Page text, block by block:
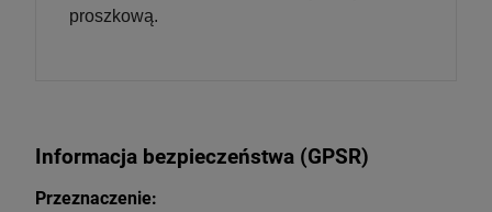
proszkową.
Informacja bezpieczeństwa (GPSR)
Przeznaczenie: